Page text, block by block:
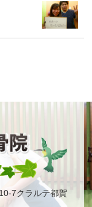
7クラルテ都賀